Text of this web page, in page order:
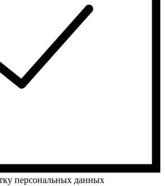
персональных данных